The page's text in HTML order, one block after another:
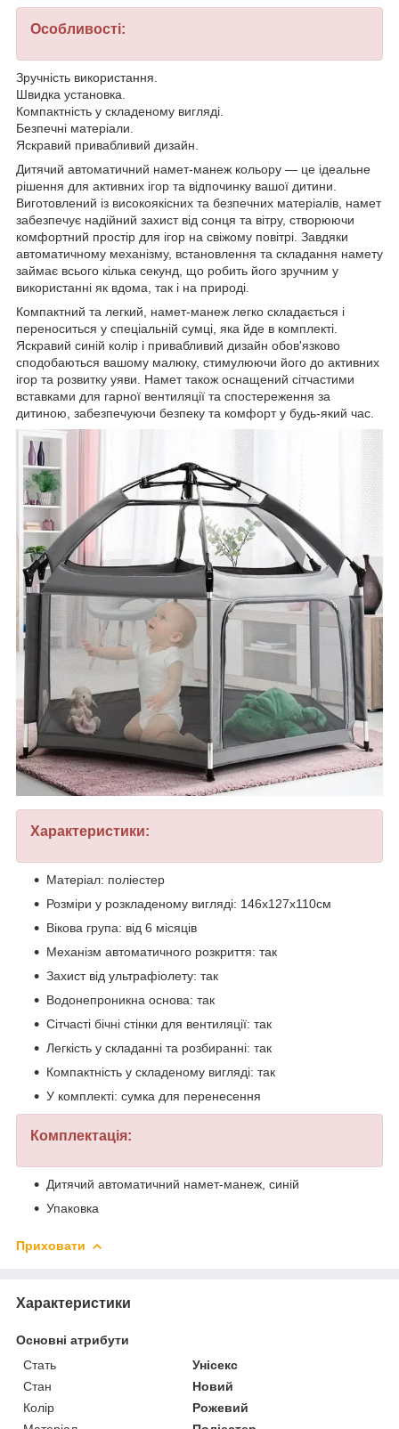
Особливості:
Зручність використання.
Швидка установка.
Компактність у складеному вигляді.
Безпечні матеріали.
Яскравий привабливий дизайн.
Дитячий автоматичний намет-манеж кольору — це ідеальне
рішення для активних ігор та відпочинку вашої дитини.
Виготовлений із високоякісних та безпечних матеріалів, намет
забезпечує надійний захист від сонця та вітру, створюючи
комфортний простір для ігор на свіжому повітрі. Завдяки
автоматичному механізму, встановлення та складання намету
займає всього кілька секунд, що робить його зручним у
використанні як вдома, так і на природі.
Компактний та легкий, намет-манеж легко складається і
переноситься у спеціальній сумці, яка йде в комплекті.
Яскравий синій колір і привабливий дизайн обов'язково
сподобаються вашому малюку, стимулюючи його до активних
ігор та розвитку уяви. Намет також оснащений сітчастими
вставками для гарної вентиляції та спостереження за
дитиною, забезпечуючи безпеку та комфорт у будь-який час.
Характеристики:
Матеріал: поліестер
Розміри у розкладеному вигляді: 146х127х110см
Вікова група: від 6 місяців
Механізм автоматичного розкриття: так
Захист від ультрафіолету: так
Водонепроникна основа: так
Сітчасті бічні стінки для вентиляції: так
Легкість у складанні та розбиранні: так
Компактність у складеному вигляді: так
У комплекті: сумка для перенесення
Комплектація:
Дитячий автоматичний намет-манеж, синій
Упаковка
Приховати
Характеристики
Основні атрибути
Стать
Унісекс
Стан
Новий
Колір
Рожевий